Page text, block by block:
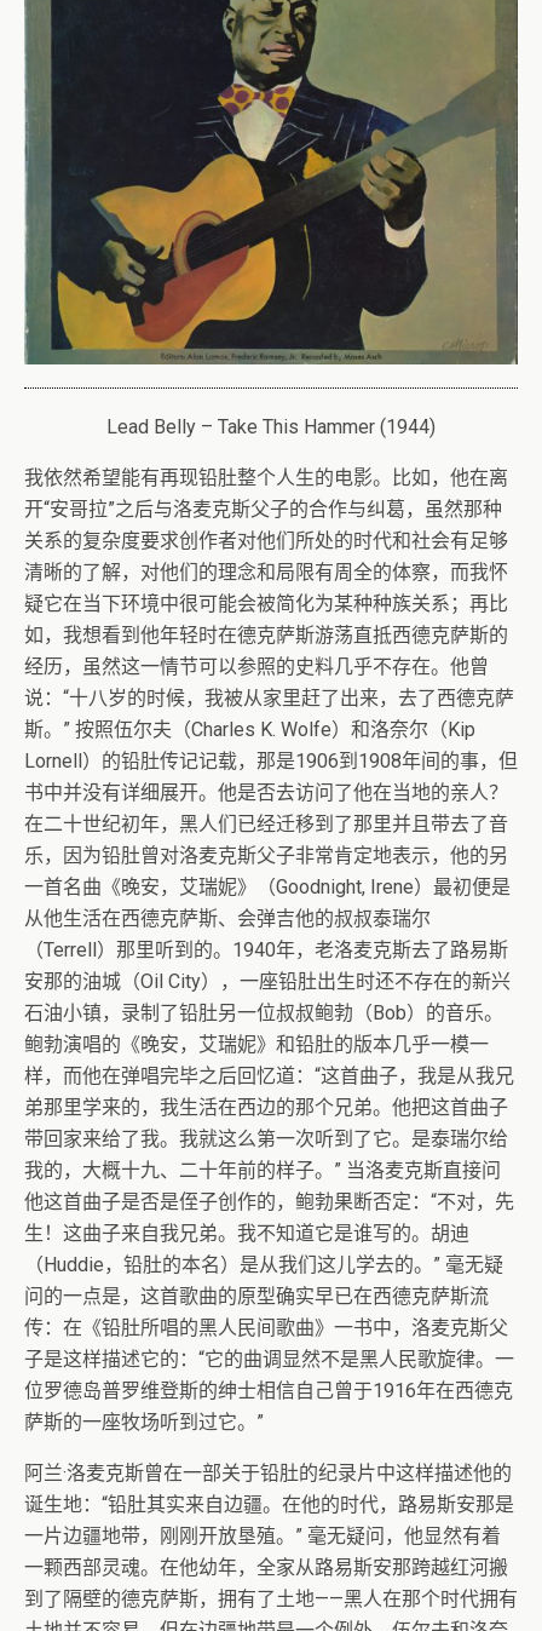
Lead Belly – Take This Hammer (1944)
我依然希望能有再现铅肚整个人生的电影。比如，他在离
开“安哥拉”之后与洛麦克斯父子的合作与纠葛，虽然那种
关系的复杂度要求创作者对他们所处的时代和社会有足够
清晰的了解，对他们的理念和局限有周全的体察，而我怀
疑它在当下环境中很可能会被简化为某种种族关系；再比
如，我想看到他年轻时在德克萨斯游荡直抵西德克萨斯的
经历，虽然这一情节可以参照的史料几乎不存在。他曾
说：“十八岁的时候，我被从家里赶了出来，去了西德克萨
斯。” 按照伍尔夫（Charles K. Wolfe）和洛奈尔（Kip
Lornell）的铅肚传记记载，那是1906到1908年间的事，但
书中并没有详细展开。他是否去访问了他在当地的亲人？
在二十世纪初年，黑人们已经迁移到了那里并且带去了音
乐，因为铅肚曾对洛麦克斯父子非常肯定地表示，他的另
一首名曲《晚安，艾瑞妮》（Goodnight, Irene）最初便是
从他生活在西德克萨斯、会弹吉他的叔叔泰瑞尔
（Terrell）那里听到的。1940年，老洛麦克斯去了路易斯
安那的油城（Oil City），一座铅肚出生时还不存在的新兴
石油小镇，录制了铅肚另一位叔叔鲍勃（Bob）的音乐。
鲍勃演唱的《晚安，艾瑞妮》和铅肚的版本几乎一模一
样，而他在弹唱完毕之后回忆道：“这首曲子，我是从我兄
弟那里学来的，我生活在西边的那个兄弟。他把这首曲子
带回家来给了我。我就这么第一次听到了它。是泰瑞尔给
我的，大概十九、二十年前的样子。” 当洛麦克斯直接问
他这首曲子是否是侄子创作的，鲍勃果断否定：“不对，先
生！这曲子来自我兄弟。我不知道它是谁写的。胡迪
（Huddie，铅肚的本名）是从我们这儿学去的。” 毫无疑
问的一点是，这首歌曲的原型确实早已在西德克萨斯流
传：在《铅肚所唱的黑人民间歌曲》一书中，洛麦克斯父
子是这样描述它的：“它的曲调显然不是黑人民歌旋律。一
位罗德岛普罗维登斯的绅士相信自己曾于1916年在西德克
萨斯的一座牧场听到过它。”
阿兰·洛麦克斯曾在一部关于铅肚的纪录片中这样描述他的
诞生地：“铅肚其实来自边疆。在他的时代，路易斯安那是
一片边疆地带，刚刚开放垦殖。” 毫无疑问，他显然有着
一颗西部灵魂。在他幼年，全家从路易斯安那跨越红河搬
到了隔壁的德克萨斯，拥有了土地——黑人在那个时代拥有